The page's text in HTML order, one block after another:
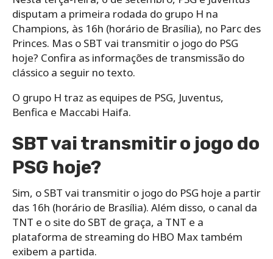
disputam a primeira rodada do grupo H na
Champions, às 16h (horário de Brasília), no Parc des
Princes. Mas o SBT vai transmitir o jogo do PSG
hoje? Confira as informações de transmissão do
clássico a seguir no texto.
O grupo H traz as equipes de PSG, Juventus,
Benfica e Maccabi Haifa.
SBT vai transmitir o jogo do
PSG hoje?
Sim, o SBT vai transmitir o jogo do PSG hoje a partir
das 16h (horário de Brasília). Além disso, o canal da
TNT e o site do SBT de graça, a TNT e a
plataforma de streaming do HBO Max também
exibem a partida.